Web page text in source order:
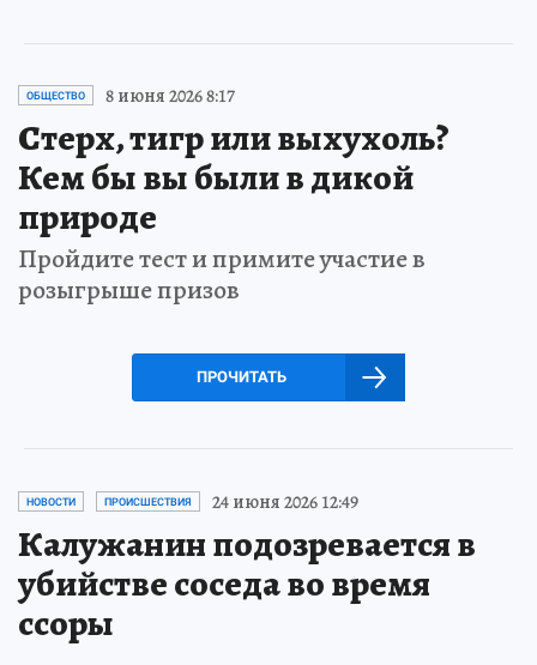
ОБЩЕСТВО 8 июня 2026 8:17
Стерх, тигр или выхухоль?
Кем бы вы были в дикой
природе
Пройдите тест и примите участие в
розыгрыше призов
ПРОЧИТАТЬ
НОВОСТИ ПРОИСШЕСТВИЯ 24 июня 2026 12:49
Калужанин подозревается в
убийстве соседа во время
ссоры